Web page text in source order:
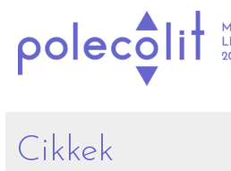
content
Cikkek